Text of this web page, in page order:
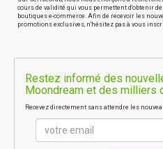
cours de validité qui vous permettent d'obtenir
boutiques e-commerce. Afin de recevoir les
promotions exclusives, n'hésitez pas à vous
Restez informé des
Moondream et des milliers
Recevez directement sans attendre les